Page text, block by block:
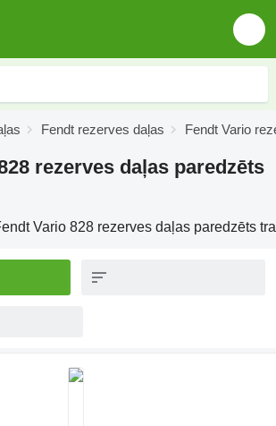
Fendt rezerves daļas Fendt Vario
rezerves daļas paredzēts
Vario 828 rezerves daļas paredzēts